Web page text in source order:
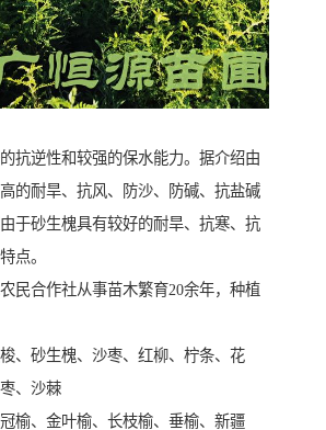
抗逆性和较强的保水能力。据介绍由
的耐旱、抗风、防沙、防碱、抗盐碱
于砂生槐具有较好的耐旱、抗寒、抗
点。
民合作社从事苗木繁育20余年，种植
梭、砂生槐、沙枣、红柳、柠条、花
、沙棘
冠榆、金叶榆、长枝榆、垂榆、新疆